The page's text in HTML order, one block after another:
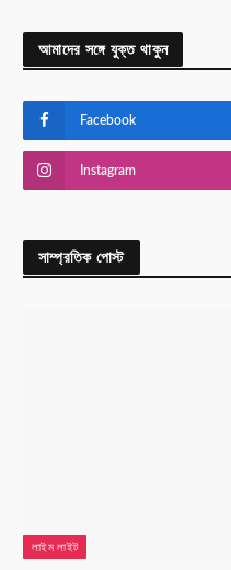
আমাদের সঙ্গে যুক্ত থাকুন
Facebook
Instagram
সাম্প্রতিক পোস্ট
লাইম লাইট